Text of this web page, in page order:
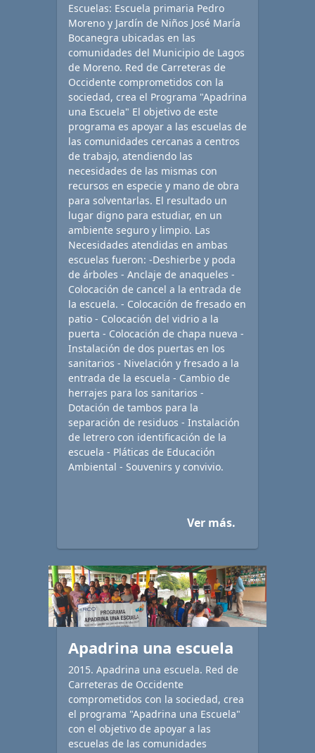
Escuelas: Escuela primaria Pedro
Moreno y Jardín de Niños José María
Bocanegra ubicadas en las
comunidades del Municipio de Lagos
de Moreno. Red de Carreteras de
Occidente comprometidos con la
sociedad, crea el Programa "Apadrina
una Escuela" El objetivo de este
programa es apoyar a las escuelas de
las comunidades cercanas a centros
de trabajo, atendiendo las
necesidades de las mismas con
recursos en especie y mano de obra
para solventarlas. El resultado un
lugar digno para estudiar, en un
ambiente seguro y limpio. Las
Necesidades atendidas en ambas
escuelas fueron: -Deshierbe y poda
de árboles - Anclaje de anaqueles -
Colocación de cancel a la entrada de
la escuela. - Colocación de fresado en
patio - Colocación del vidrio a la
puerta - Colocación de chapa nueva -
Instalación de dos puertas en los
sanitarios - Nivelación y fresado a la
entrada de la escuela - Cambio de
herrajes para los sanitarios -
Dotación de tambos para la
separación de residuos - Instalación
de letrero con identificación de la
escuela - Pláticas de Educación
Ambiental - Souvenirs y convivio.
Ver más.
Apadrina una escuela
2015. Apadrina una escuela. Red de
Carreteras de Occidente
comprometidos con la sociedad, crea
el programa "Apadrina una Escuela"
con el objetivo de apoyar a las
escuelas de las comunidades